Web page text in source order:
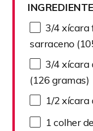
3/4 xícara
sarraceno (
3/4 xícara
(126 gramas)
1/2 xícara
1 colher